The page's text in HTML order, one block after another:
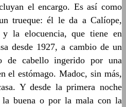
el encargo. Es así como
trueque: él le da a Calíope,
la elocuencia, que tiene en
desde 1927, a cambio de un
de cabello ingerido por una
el estómago. Madoc, sin más,
Y desde la primera noche
la buena o por la mala con la